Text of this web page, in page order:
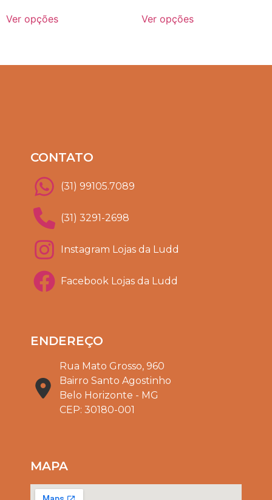
Ver opções Ver opções
CONTATO
(31) 99105.7089
(31) 3291-2698
Instagram Lojas da Ludd
Facebook Lojas da Ludd
ENDEREÇO
Rua Mato Grosso, 960
Bairro Santo Agostinho
Belo Horizonte - MG
CEP: 30180-001
MAPA